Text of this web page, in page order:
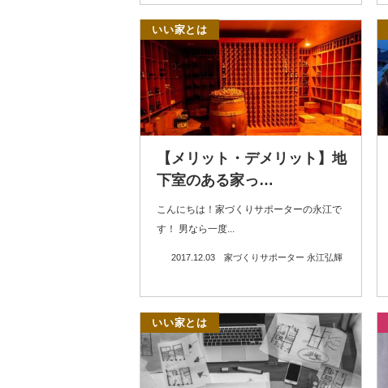
いい家とは
【メリット・デメリット】地
下室のある家っ…
こんにちは！家づくりサポーターの永江で
す！ 男なら一度...
2017.12.03 家づくりサポーター 永江弘輝
いい家とは